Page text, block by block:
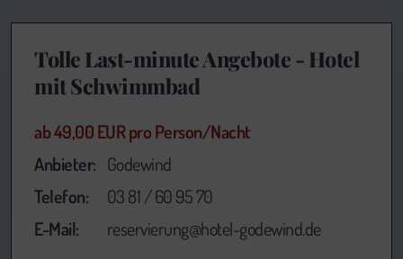
Tolle Last-minute Angebote - Hotel
mit Schwimmbad
ab 49,00 EUR pro Person/Nacht
Anbieter: Godewind
Telefon:
03 81 / 60 95 70
E-Mail:
reservierung@hotel-godewind.de